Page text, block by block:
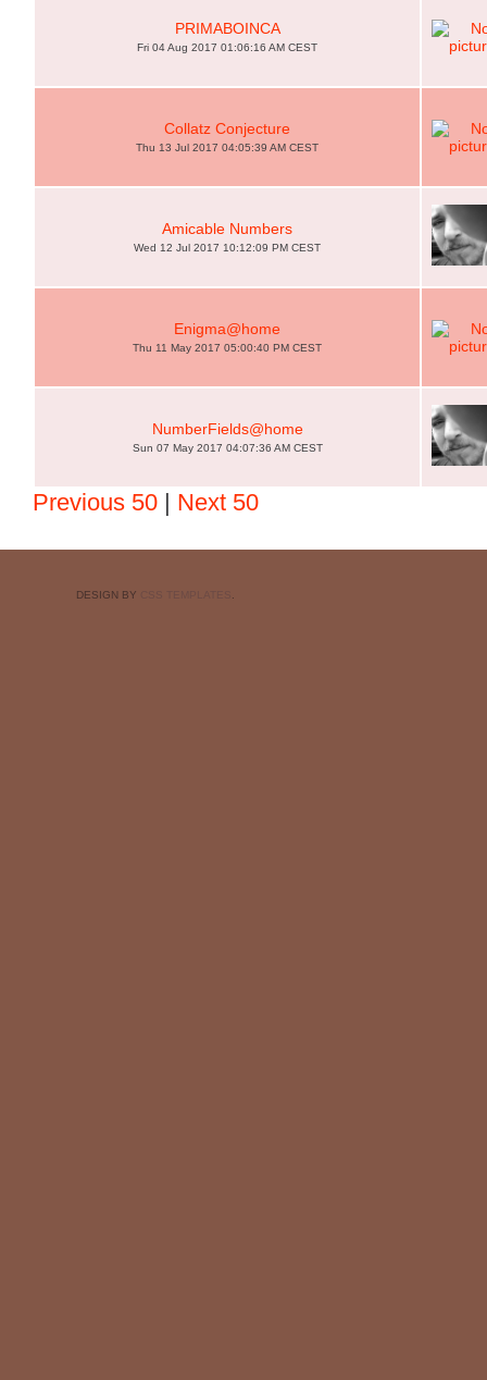
PRIMABOINCA
Fri 04 Aug 2017 01:06:16 AM CEST
Collatz Conjecture
Thu 13 Jul 2017 04:05:39 AM CEST
Amicable Numbers
Wed 12 Jul 2017 10:12:09 PM CEST
Enigma@home
Thu 11 May 2017 05:00:40 PM CEST
NumberFields@home
Sun 07 May 2017 04:07:36 AM CEST
Previous 50 | Next 50
DESIGN BY CSS TEMPLATES